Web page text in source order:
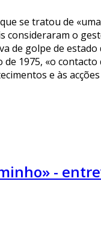
se tratou de
consideraram o
de golpe de
de 1975, «o
e às
-